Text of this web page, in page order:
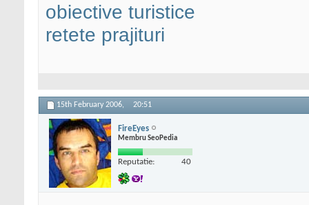
obiective turistice
retete prajituri
15th February 2006, 20:51
FireEyes
Membru SeoPedia
Reputatie: 40